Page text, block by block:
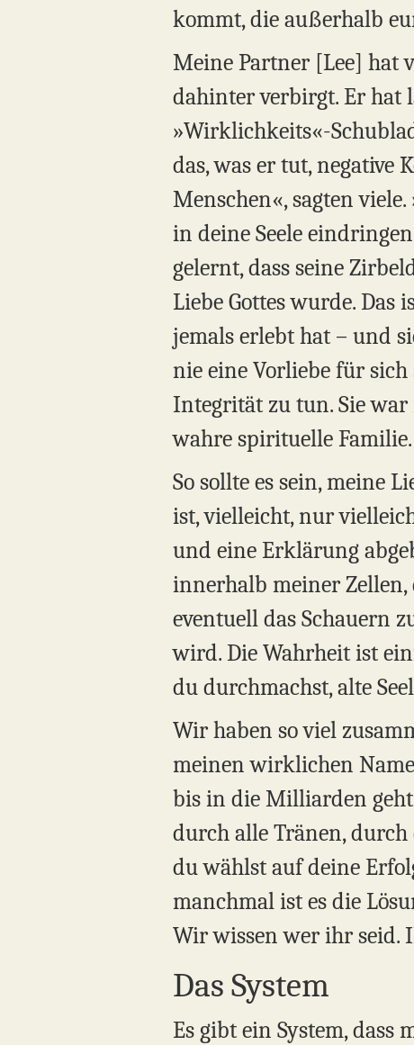
kommt, die außerhalb
Meine Partner [Lee] hat
dahinter verbirgt. Er hat
»Wirklichkeits«-
das, was er tut, negative
Menschen«, sagten
in deine Seele
gelernt, dass seine
Liebe Gottes wurde. Das
jemals erlebt hat – und
nie eine Vorliebe für
Integrität zu tun. Sie
wahre spirituelle
So sollte es sein, meine
ist, vielleicht, nur
und eine Erklärung
innerhalb meiner
eventuell das Schauern
wird. Die Wahrheit ist
du durchmachst, alte
Wir haben so viel
meinen wirklichen
bis in die Milliarden
durch alle Tränen,
du wählst auf deine
manchmal ist es die
Wir wissen wer ihr seid.
Das System
Es gibt ein System, dass